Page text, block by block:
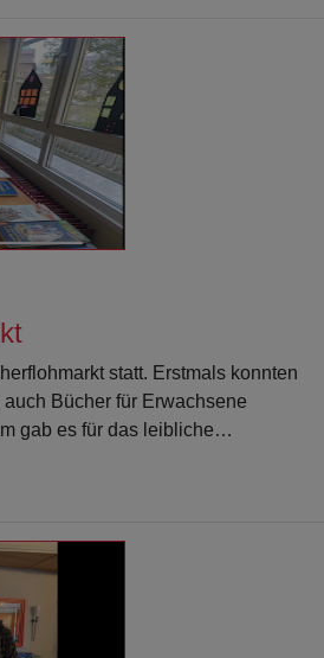
statt. Erstmals konnten
Bücher für Erwachsene
gab es für das leibliche…